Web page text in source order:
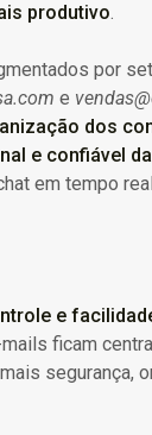
produtivo.
por
e
dos
e confiável
em tempo
e
ficam
segurança,